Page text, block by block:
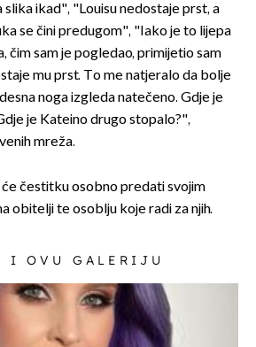
ikad", "Louisu nedostaje prst, a
se čini predugom", "Iako je to lijepa
sam je pogledao, primijetio sam
mu prst. To me natjeralo da bolje
noga izgleda natečeno. Gdje je
je Kateino drugo stopalo?",
mreža.
čestitku osobno predati svojim
obitelji te osoblju koje radi za njih.
I OVU GALERIJU